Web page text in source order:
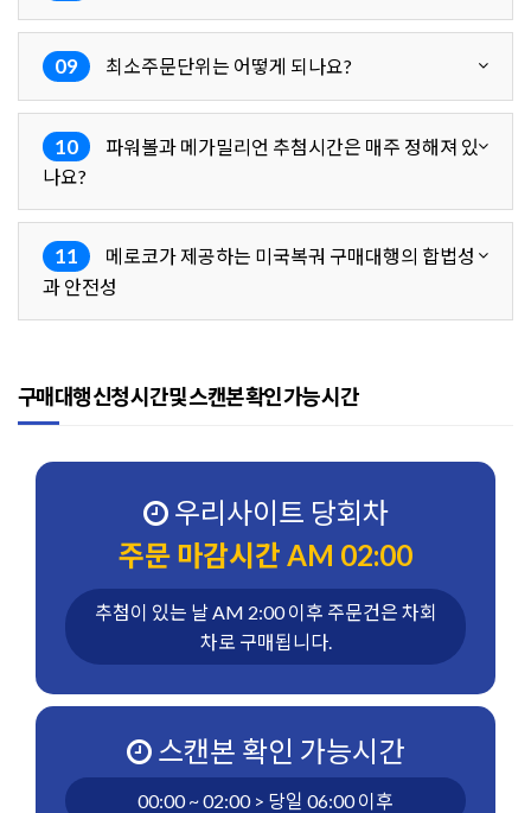
09 최소주문단위는 어떻게 되나요?
10
파워볼과 메가밀리언 추첨시간은 매주 정해져 있
나요?
11
메로코가 제공하는 미국복궈 구매대행의 합법성
과 안전성
구매대행 신청 시간 및 스캔본 확인 가능 시간
우리사이트 당회차
주문 마감시간 AM 02:00
추첨이 있는 날 AM 2:00 이후 주문건은 차회
차로 구매됩니다.
스캔본 확인 가능시간
00:00 ~ 02:00 > 당일 06:00 이후